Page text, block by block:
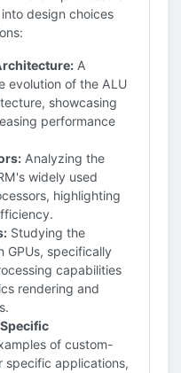
design choices
A
evolution of the ALU
showcasing
performance
Analyzing the
widely used
highlighting
Studying the
GPUs, specifically
capabilities
rendering and
of custom-
specific applications,